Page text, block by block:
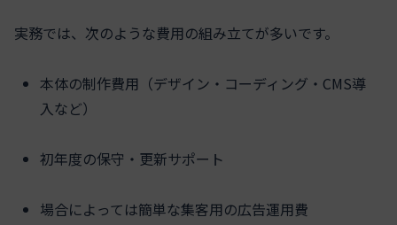
実務では、次のような費用の組み立てが多いです。
本体の制作費用（デザイン・コーディング・CMS導
入など）
初年度の保守・更新サポート
場合によっては簡単な集客用の広告運用費